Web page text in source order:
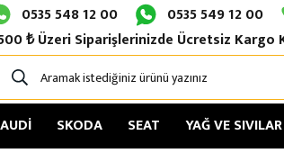
0535 548 12 00 0535 549 12 00
₺ Üzeri Siparişlerinizde Ücretsiz
AUDİ SKODA SEAT YAĞ VE SIVILAR